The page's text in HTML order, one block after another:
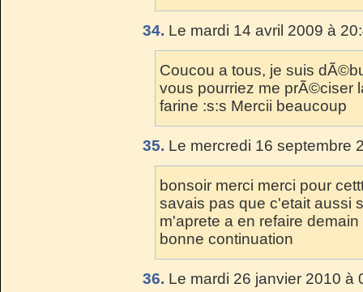
34. Le mardi 14 avril 2009 à
Coucou a tous, je suis
vous pourriez me prÃ©ciser
farine :s:s Mercii beaucoup
35. Le mercredi 16 septembre
bonsoir merci merci pour
savais pas que c'etait aussi
m'aprete a en refaire
bonne continuation
36. Le mardi 26 janvier 2010 à